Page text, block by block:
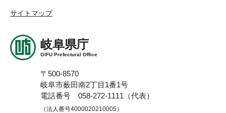
サイトマップ
岐阜県庁
GIFU Prefectural Office
〒500-8570
岐阜市薮田南2丁目1番1号
電話番号 058-272-1111（代表）
（法人番号4000020210005）